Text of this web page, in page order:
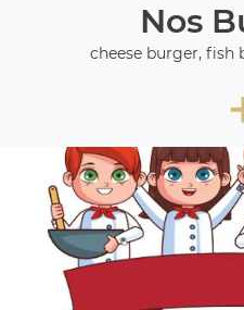
Nos
cheese burger, fish